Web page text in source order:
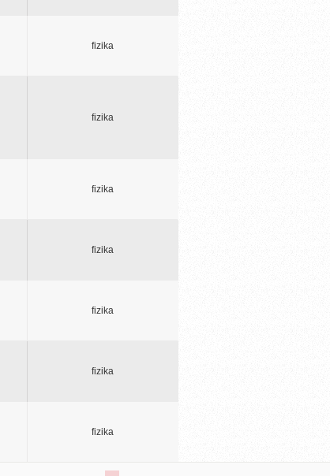
fizika
fizika
fizika
fizika
fizika
fizika
fizika